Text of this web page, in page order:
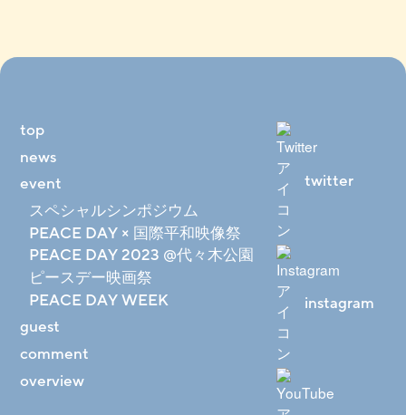
top
news
event
スペシャルシンポジウム
PEACE DAY × 国際平和映像祭
PEACE DAY 2023 @代々木公園
ピースデー映画祭
PEACE DAY WEEK
guest
comment
overview
twitter
instagram